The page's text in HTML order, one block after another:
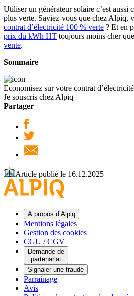
Utiliser un générateur solaire c’est aussi
plus verte. Saviez-vous que chez Alpiq,
contrat d’électricité 100 % verte ? Et en
prix du kWh HT toujours moins cher
vente.
Sommaire
Economisez sur votre contrat d’électricité
Je souscris chez Alpiq
Partager
Article publié le 16.12.2025
A propos d’Alpiq
Mentions légales
Gestion des cookies
CGU / CGV
Demande de
partenariat
Signaler une fraude
Parrainage
Avis